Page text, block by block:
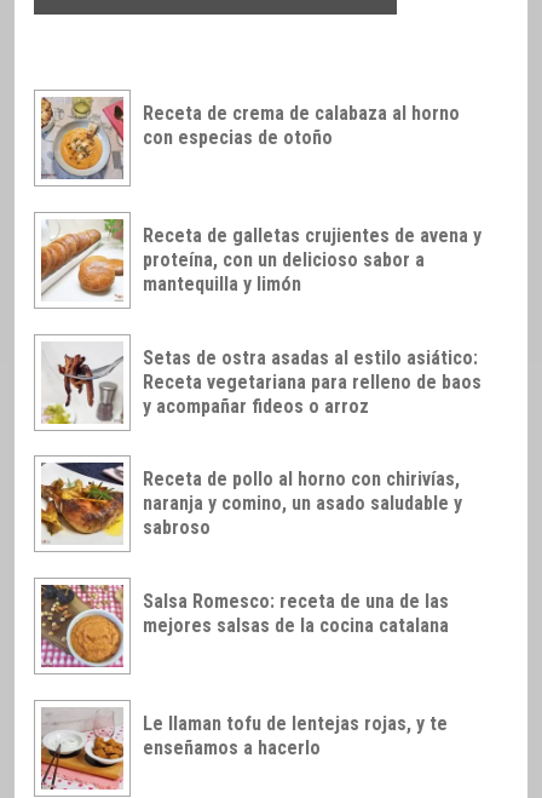
Receta de crema de calabaza al horno
con especias de otoño
Receta de galletas crujientes de avena y
proteína, con un delicioso sabor a
mantequilla y limón
Setas de ostra asadas al estilo asiático:
Receta vegetariana para relleno de baos
y acompañar fideos o arroz
Receta de pollo al horno con chirivías,
naranja y comino, un asado saludable y
sabroso
Salsa Romesco: receta de una de las
mejores salsas de la cocina catalana
Le llaman tofu de lentejas rojas, y te
enseñamos a hacerlo